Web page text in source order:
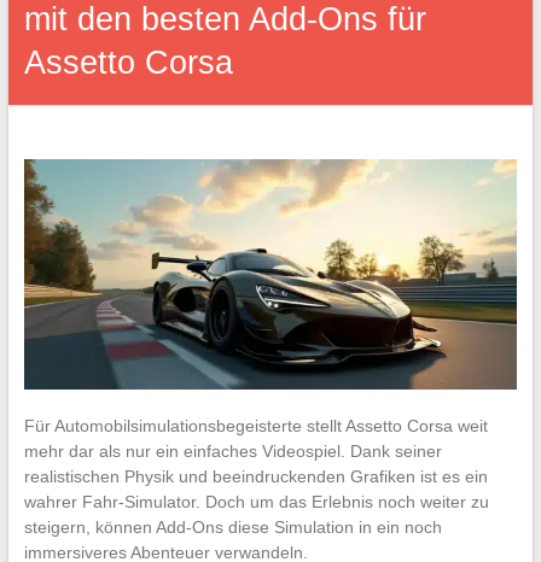
mit den besten Add-Ons für
Assetto Corsa
Für Automobilsimulationsbegeisterte stellt Assetto Corsa weit
mehr dar als nur ein einfaches Videospiel. Dank seiner
realistischen Physik und beeindruckenden Grafiken ist es ein
wahrer Fahr-Simulator. Doch um das Erlebnis noch weiter zu
steigern, können Add-Ons diese Simulation in ein noch
immersiveres Abenteuer verwandeln.